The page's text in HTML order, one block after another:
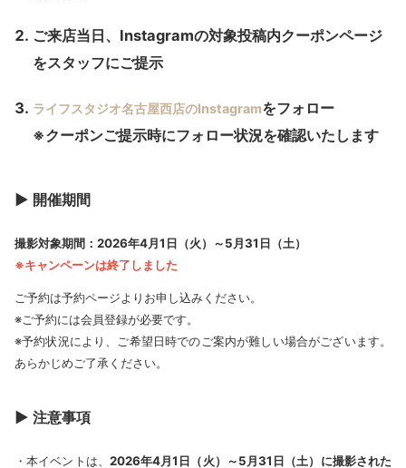
ご来店当日、Instagramの対象投稿内クーポンページ
をスタッフにご提示
ライフスタジオ名古屋西店のInstagramをフォロー
※クーポンご提示時にフォロー状況を確認いたします
▶ 開催期間
撮影対象期間：2026年4月1日（火）～5月31日（土）
※キャンペーンは終了しました
ご予約は予約ページよりお申し込みください。
※ご予約には会員登録が必要です。
※予約状況により、ご希望日時でのご案内が難しい場合がございます。
あらかじめご了承ください。
▶ 注意事項
・本イベントは、 2026年4月1日（火）～5月31日（土）に撮影された